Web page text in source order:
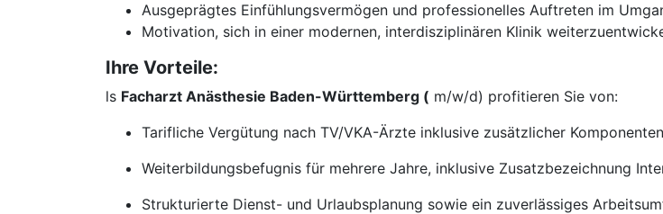
Ausgeprägtes Einfühlungsvermögen und professionelles Auftreten im
Motivation, sich in einer modernen, interdisziplinären Klinik
Ihre Vorteile:
ls Facharzt Anästhesie Baden-Württemberg ( m/w/d) profitieren Sie von:
Tarifliche Vergütung nach TV/VKA-Ärzte inklusive zusätzlicher Komponenten
Weiterbildungsbefugnis für mehrere Jahre, inklusive Zusatzbezeichnung
Strukturierte Dienst- und Urlaubsplanung sowie ein zuverlässiges